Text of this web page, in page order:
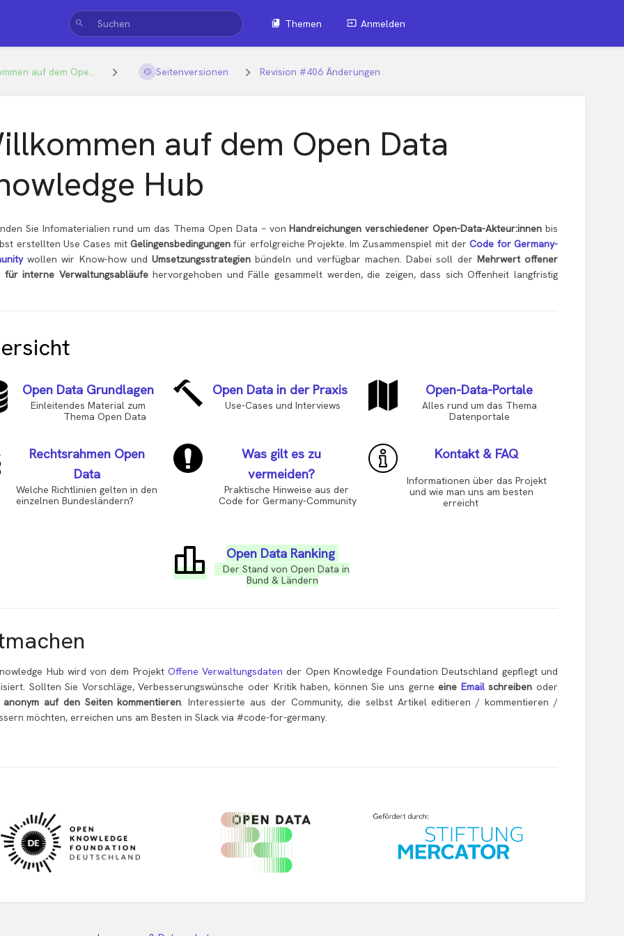
Themen Anmelden
auf dem Ope... Seitenversionen Revision #406 Änderungen
auf dem Open Data
Hub
Sie Infomaterialien rund um das Thema Open Data –vonHandreichungen verschiedener Open-Data-Akteur:innen bis
erstellten Use Cases mit Gelingensbedingungenfür erfolgreiche Projekte. Im Zusammenspiel mit derCode for Germany-
wollen wir Know-how undUmsetzungsstrategienbündeln und verfügbar machen. Dabei soll der Mehrwert offener
für interne Verwaltungsabläufehervorgehoben und Fälle gesammelt werden, die zeigen, dass sich Offenheit langfristig
Open Data Grundlagen
Einleitendes Material zum
Thema Open Data
Open Data in der Praxis
Use-Cases und Interviews
Open-Data-Portale
Alles rund um das Thema
Datenportale
Rechtsrahmen Open
Data
Welche Richtlinien gelten in den
einzelnen Bundesländern?
Was gilt es zu
vermeiden?
Praktische Hinweise aus der
Code for Germany-Community
Kontakt & FAQ
Informationen über das Projekt
und wie man uns am besten
erreicht
Open Data Ranking
Der Stand von Open Data in
Bund & Ländern
Hub wird von dem Projekt Offene Verwaltungsdatender Open Knowledge Foundation Deutschland gepflegt und
Sollten Sie Vorschläge, Verbesserungswünsche oder Kritik haben, können Sie uns gerneeine Emailschreiben oder
anonym auf den Seiten kommentieren. Interessierte aus der Community, die selbst Artikel editieren / kommentieren /
möchten, erreichen uns am Besten in Slack via #code-for-germany.